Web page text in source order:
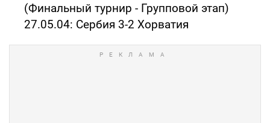
(Финальный турнир - Групповой этап)
27.05.04: Сербия 3-2 Хорватия